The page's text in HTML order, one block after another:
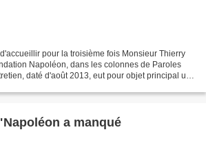
pour la troisième fois Monsieur Thierry
Napoléon, dans les colonnes de Paroles
daté d'août 2013, eut pour objet principal un
a manqué